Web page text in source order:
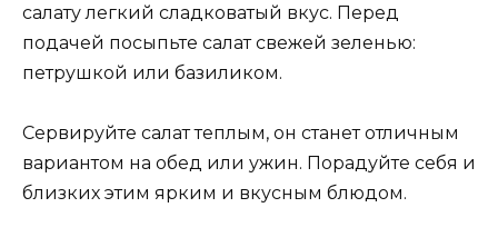
салату легкий сладковатый вкус. Перед
подачей посыпьте салат свежей зеленью:
петрушкой или базиликом.
Сервируйте салат теплым, он станет отличным
вариантом на обед или ужин. Порадуйте себя и
близких этим ярким и вкусным блюдом.